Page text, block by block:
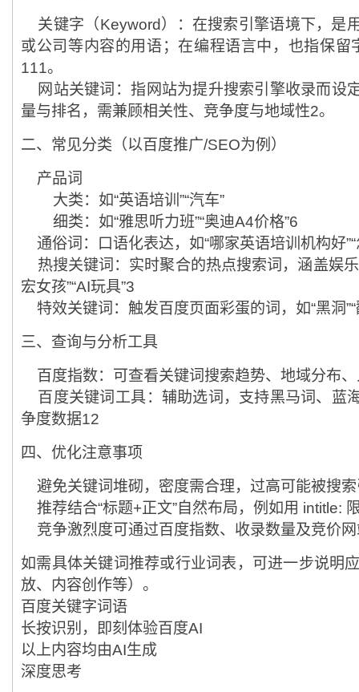
关键字（Keyword）‌：在搜索引擎语境下，是
或公司等内容的用语；在编程语言中，也指保留
111。
网站关键词‌：指网站为提升搜索引擎收录而设
量与排名，需兼顾相关性、竞争度与地域性‌2。
‌二、常见分类（以百度推广/SEO为例）‌
‌产品词‌
大类：如“英语培训”“汽车”
细类：如“雅思听力班”“奥迪A4价格”‌6
通俗词‌：口语化表达，如“哪家英语培训机构好
热搜关键词‌：实时聚合的热点搜索词，涵盖娱
宏女孩”“AI玩具”‌3
特效关键词‌：触发百度页面彩蛋的词，如“黑洞”“
‌三、查询与分析工具‌
百度指数‌：可查看关键词搜索趋势、地域分布
百度关键词工具‌：辅助选词，支持黑马词、蓝
争度数据‌12
‌四、优化注意事项‌
避免关键词堆砌，密度需合理，过高可能被搜
推荐结合“标题+正文”自然布局，例如用 intitle:
竞争激烈度可通过百度指数、收录数量及竞价
如需具体关键词推荐或行业词表，可进一步说明
放、内容创作等）。
百度关键字词语
长按识别，即刻体验百度AI
以上内容均由AI生成
深度思考